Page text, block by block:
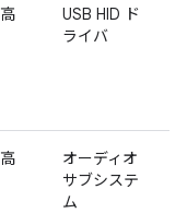
高
USB HID ド
ライバ
高
オーディオ
サブシステ
ム